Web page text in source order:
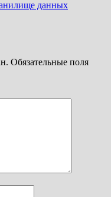
данных
Обязательные поля